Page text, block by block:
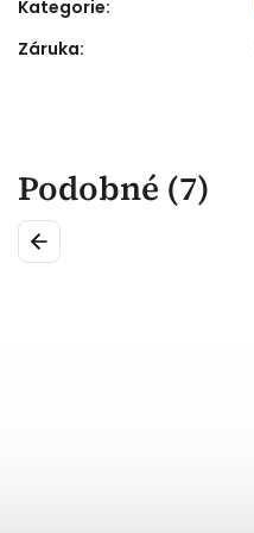
Kategorie:
Záruka:
Podobné (7)
Previous